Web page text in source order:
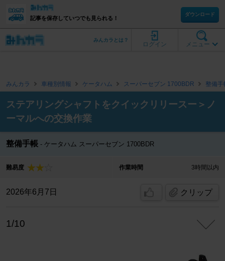
記事を保存していつでも見られる！
ダウンロード
メニュー
ログイン
みんカラとは？
みんカラ 車種別情報 ケータハム スーパーセブン 1700BDR 整備手
ステアリングシャフトをクイックリリースー＞ノ
ーマルへの交換作業
整備手帳 ケータハム スーパーセブン 1700BDR
難易度 作業時間 3時間以内
2026年6月7日 クリップ
1/10